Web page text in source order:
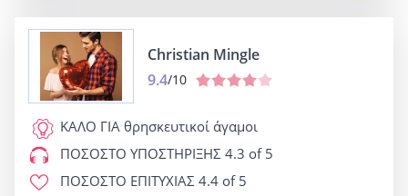
Christian Mingle
9.4/10
ΚΑΛΟ ΓΙΑ θρησκευτικοί άγαμοι
ΠΟΣΟΣΤΟ ΥΠΟΣΤΗΡΙΞΗΣ 4.3 of 5
ΠΟΣΟΣΤΟ ΕΠΙΤΥΧΙΑΣ 4.4 of 5